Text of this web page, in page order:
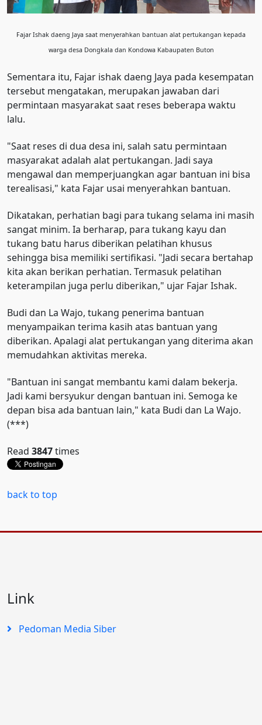
Fajar Ishak daeng Jaya saat menyerahkan bantuan alat pertukangan kepada
warga desa Dongkala dan Kondowa Kabaupaten Buton
Sementara itu, Fajar ishak daeng Jaya pada kesempatan
tersebut mengatakan, merupakan jawaban dari
permintaan masyarakat saat reses beberapa waktu
lalu.
"Saat reses di dua desa ini, salah satu permintaan
masyarakat adalah alat pertukangan. Jadi saya
mengawal dan memperjuangkan agar bantuan ini bisa
terealisasi," kata Fajar usai menyerahkan bantuan.
Dikatakan, perhatian bagi para tukang selama ini masih
sangat minim. Ia berharap, para tukang kayu dan
tukang batu harus diberikan pelatihan khusus
sehingga bisa memiliki sertifikasi. "Jadi secara bertahap
kita akan berikan perhatian. Termasuk pelatihan
keterampilan juga perlu diberikan," ujar Fajar Ishak.
Budi dan La Wajo, tukang penerima bantuan
menyampaikan terima kasih atas bantuan yang
diberikan. Apalagi alat pertukangan yang diterima akan
memudahkan aktivitas mereka.
"Bantuan ini sangat membantu kami dalam bekerja.
Jadi kami bersyukur dengan bantuan ini. Semoga ke
depan bisa ada bantuan lain," kata Budi dan La Wajo.
(***)
Read 3847times
back to top
Link
Pedoman Media Siber